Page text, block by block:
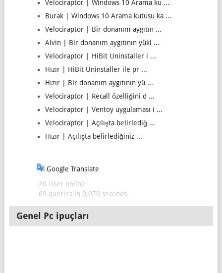
Velociraptor | Windows 10 Arama ku ...
Burak | Windows 10 Arama kutusu ka ...
Velociraptor | Bir donanım aygıtın ...
Alvin | Bir donanım aygıtının yükl ...
Velociraptor | HiBit Uninstaller i ...
Hızır | HiBit Uninstaller ile pr ...
Hızır | Bir donanım aygıtının yü ...
Velociraptor | Recall özelliğini d ...
Velociraptor | Ventoy uygulaması i ...
Velociraptor | Açılışta belirlediğ ...
Hızır | Açılışta belirlediğiniz ...
Google Translate
20 User online
69 queries in 0,070 seconds.
Genel Pc ipuçları